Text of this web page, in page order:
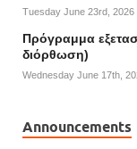
Tuesday June 23rd, 2026
Πρόγραμμα
διόρθωση)
Wednesday June 17th,
Announcements